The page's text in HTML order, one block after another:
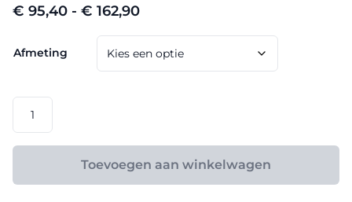
€ 95,40 - € 162,90Prijsklasse:
€ 95,40
tot
€ 162,90
Afmeting
model
BW101S104
III
Toevoegen aan winkelwagen